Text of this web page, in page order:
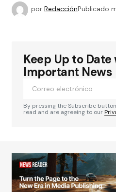
por RedacciónPublicado
Keep Up to
Important News
By pressing the Subscribe
read and are agreeing to our